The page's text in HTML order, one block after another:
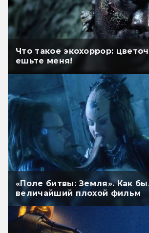
Что такое экохоррор:
ешьте меня!
«Поле битвы: Земля». Как
величайший плохой фильм